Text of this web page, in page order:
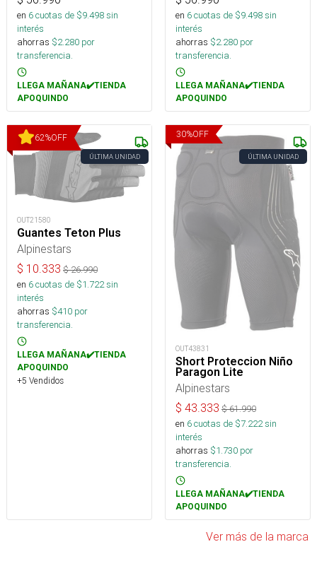
en 6cuotas de $9.498sin
interés
ahorras $2.280 por
transferencia.
LLEGA MAÑANA✔️TIENDA
APOQUINDO
en 6cuotas de $9.498sin
interés
ahorras $2.280 por
transferencia.
LLEGA MAÑANA✔️TIENDA
APOQUINDO
62%OFF
ÚLTIMA UNIDAD
OUT21580
Guantes Teton Plus
Alpinestars
$ 10.333 $26.990
en 6cuotas de $1.722sin
interés
ahorras $410 por
transferencia.
LLEGA MAÑANA✔️TIENDA
APOQUINDO
+5 Vendidos
30%OFF
ÚLTIMA UNIDAD
OUT43831
Short Proteccion Niño
Paragon Lite
Alpinestars
$ 43.333 $61.990
en 6cuotas de $7.222sin
interés
ahorras $1.730 por
transferencia.
LLEGA MAÑANA✔️TIENDA
APOQUINDO
Ver más de la marca